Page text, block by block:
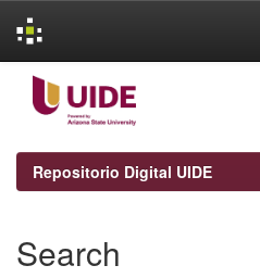
navigation
Repositorio Digital UIDE
Search